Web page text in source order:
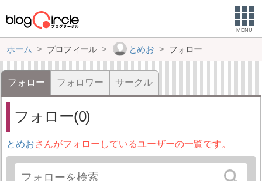
MENU
ホーム プロフィール とめお フォロー
フォロー フォロワー サークル
フォロー(0)
とめおさんがフォローしているユーザーの一覧です。